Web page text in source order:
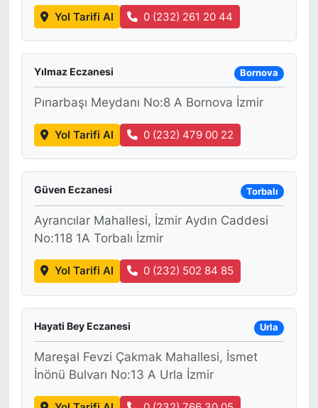
Yol Tarifi Al 0 (232) 261 20 44
Yılmaz Eczanesi Bornova
Pınarbaşı Meydanı No:8 A Bornova İzmir
Yol Tarifi Al 0 (232) 479 00 22
Güven Eczanesi Torbalı
Ayrancılar Mahallesi, İzmir Aydın Caddesi
No:118 1A Torbalı İzmir
Yol Tarifi Al 0 (232) 502 84 85
Hayati Bey Eczanesi Urla
Mareşal Fevzi Çakmak Mahallesi, İsmet
İnönü Bulvarı No:13 A Urla İzmir